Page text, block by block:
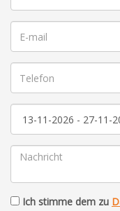
Ich stimme dem zu